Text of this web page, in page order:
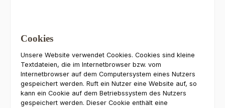
Cookies
Unsere Website verwendet Cookies. Cookies sind kleine
Textdateien, die im Internetbrowser bzw. vom
Internetbrowser auf dem Computersystem eines Nutzers
gespeichert werden. Ruft ein Nutzer eine Website auf, so
kann ein Cookie auf dem Betriebssystem des Nutzers
gespeichert werden. Dieser Cookie enthält eine